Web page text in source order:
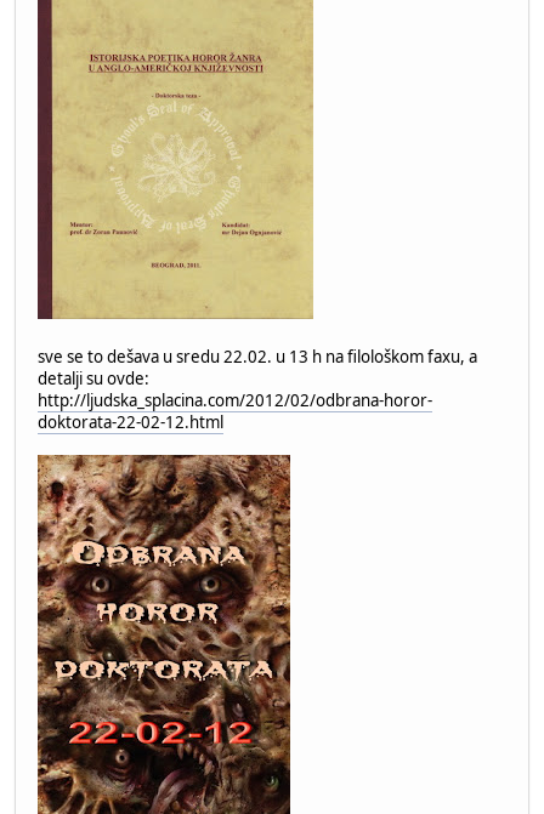
sve se to dešava u sredu 22.02. u 13 h na filološkom faxu, a
detalji su ovde:
http://ljudska_splacina.com/2012/02/odbrana-horor-
doktorata-22-02-12.html